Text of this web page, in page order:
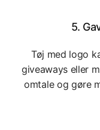
5.
Tøj med logo
giveaways eller
omtale og gøre